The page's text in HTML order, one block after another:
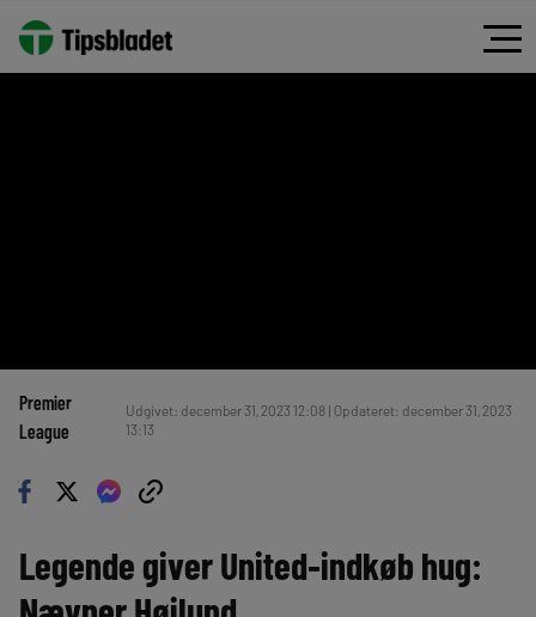
Premier
League
Udgivet: december 31, 2023 12:08 | Opdateret: december 31, 2023
13:13
Legende giver United-indkøb hug: